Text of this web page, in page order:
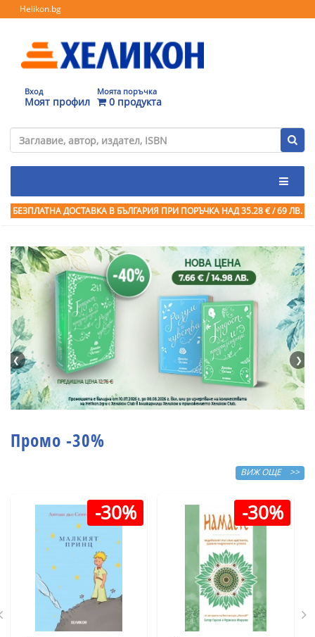
Helikon.bg
Вход
Моят профил
Моята поръчка
0 продукта
БЕЗПЛАТНА ДОСТАВКА В БЪЛГАРИЯ ПРИ ПОРЪЧКА НАД 35.28 € / 69 ЛВ.
❮ ❯
Промо -30%
ВИЖ ОЩЕ >>
-30% -30%